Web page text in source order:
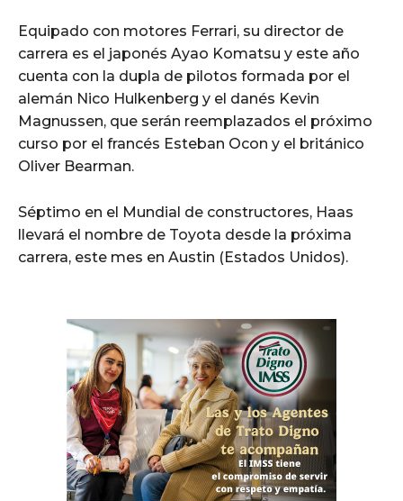
Equipado con motores Ferrari, su director de
carrera es el japonés Ayao Komatsu y este año
cuenta con la dupla de pilotos formada por el
alemán Nico Hulkenberg y el danés Kevin
Magnussen, que serán reemplazados el próximo
curso por el francés Esteban Ocon y el británico
Oliver Bearman.
Séptimo en el Mundial de constructores, Haas
llevará el nombre de Toyota desde la próxima
carrera, este mes en Austin (Estados Unidos).